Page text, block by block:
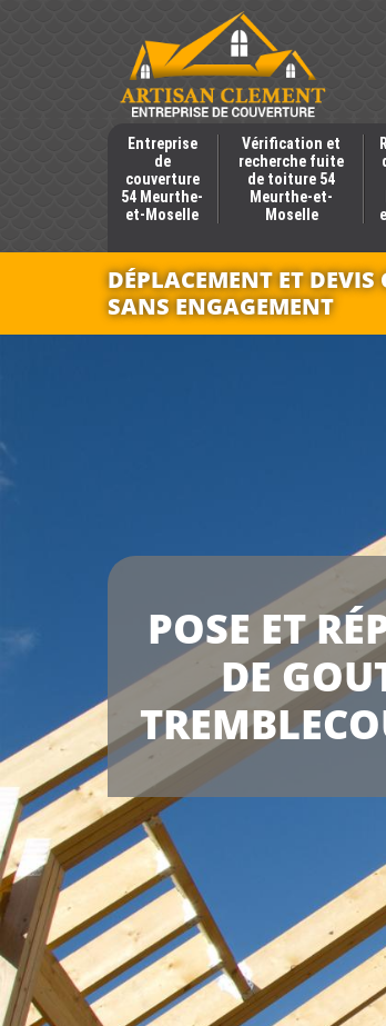
Entreprise
de
couverture
54 Meurthe-
et-Moselle
Vérification et
recherche fuite
de toiture 54
Meurthe-et-
Moselle
DÉPLACEMENT ET DEVIS
SANS ENGAGEMENT
POSE ET
DE